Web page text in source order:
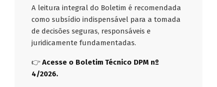
A leitura integral do Boletim é recomendada
como subsídio indispensável para a tomada
de decisões seguras, responsáveis e
juridicamente fundamentadas.
👉Acesse o Boletim Técnico DPM nº
4/2026.